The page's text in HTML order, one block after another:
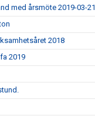
med årsmöte 2019-03-21
2018
2019